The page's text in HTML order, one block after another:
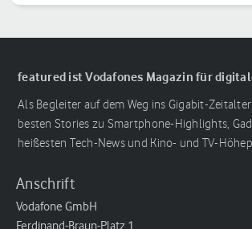
featured ist Vodafones Magazin für
Als Begleiter auf dem Weg ins Gigabit-
besten Stories zu Smartphone-Highlights,
heißesten Tech-News und Kino- und TV-
Anschrift
Vodafone GmbH